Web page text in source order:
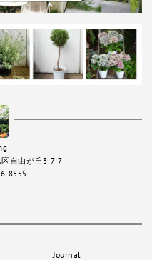
自由が丘3-7-7
8555
Journal